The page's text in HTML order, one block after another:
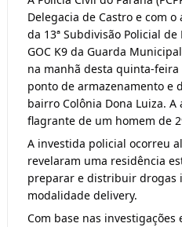
Delegacia de Castro e com
da 13ª Subdivisão Policial
GOC K9 da Guarda
na manhã desta quinta-
ponto de armazenamento e
bairro Colônia Dona Luiza.
flagrante de um homem de
A investida policial ocorreu
revelaram uma residência
preparar e distribuir drogas
modalidade delivery.
Com base nas